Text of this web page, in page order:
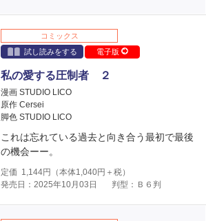
コミックス
試し読みをする
電子版
私の愛する圧制者 ２
漫画 STUDIO LICO
原作 Cersei
脚色 STUDIO LICO
これは忘れている過去と向き合う最初で最後
の機会ーー。
定価 1,144円（本体1,040円＋税）
発売日：2025年10月03日
判型：Ｂ６判